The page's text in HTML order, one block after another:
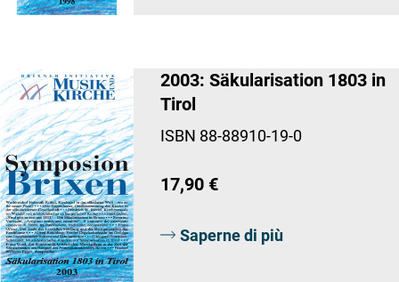
2003: Säkularisation 1803 in
Tirol
ISBN 88-88910-19-0
17,90 €
Saperne di più